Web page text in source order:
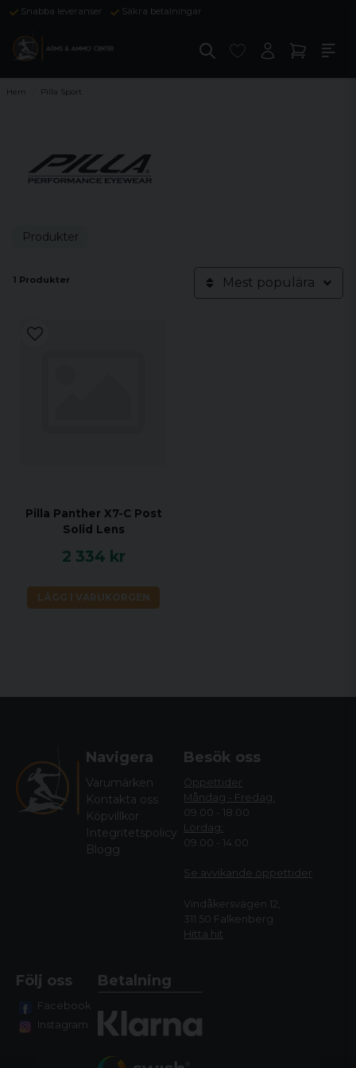
Snabba leveranser Säkra betalningar
Hem Pilla Sport
Produkter
1 Produkter Mest populära
Pilla Panther X7-C Post
Solid Lens
2 334 kr
LÄGG I VARUKORGEN
Navigera
Varumärken
Kontakta oss
Köpvillkor
Integritetspolicy
Blogg
Besök oss
Öppettider
Måndag - Fredag:
09.00 - 18.00
Lördag:
09.00 - 14.00
Se avvikande öppettider
Vindåkersvägen 12,
311 50 Falkenberg
Hitta hit
Följ oss
Facebook
Instagram
Betalning